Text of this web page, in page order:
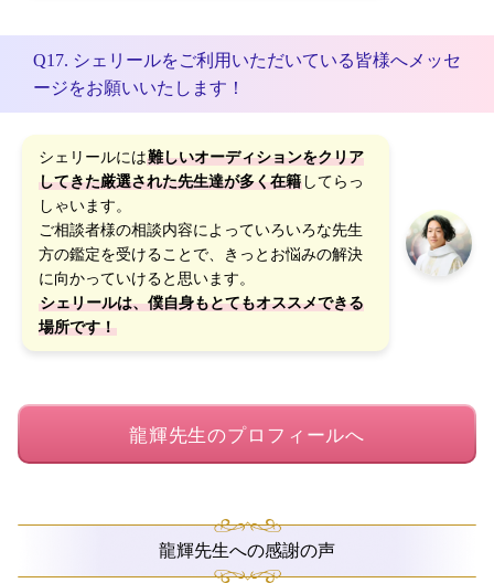
Q17. シェリールをご利用いただいている皆様へメッセ
ージをお願いいたします！
シェリールには難しいオーディションをクリア
してきた厳選された先生達が多く在籍 してらっ
しゃいます。
ご相談者様の相談内容によっていろいろな先生
方の鑑定を受けることで、きっとお悩みの解決
に向かっていけると思います。
シェリールは、僕自身もとてもオススメできる
場所です！
龍輝先生のプロフィールへ
龍輝先生への感謝の声